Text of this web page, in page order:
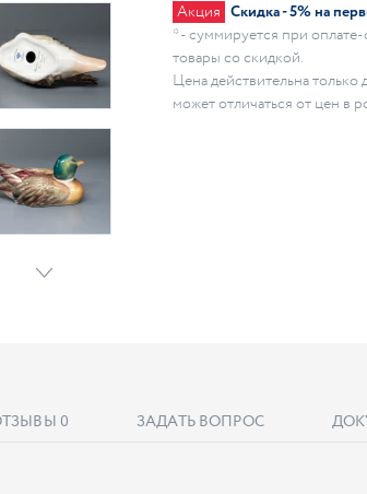
Акция Скидка - 5% на
* - суммируется при
товары со скидкой.
Цена действительна только
может отличаться от цен в
0 ЗАДАТЬ ВОПРОС